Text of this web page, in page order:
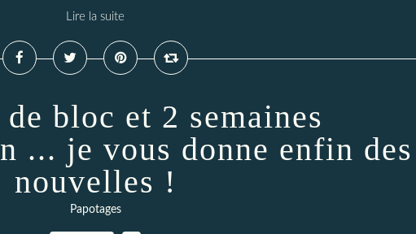
Lire la suite
bloc et 2 semaines
... je vous donne enfin des
nouvelles !
Papotages